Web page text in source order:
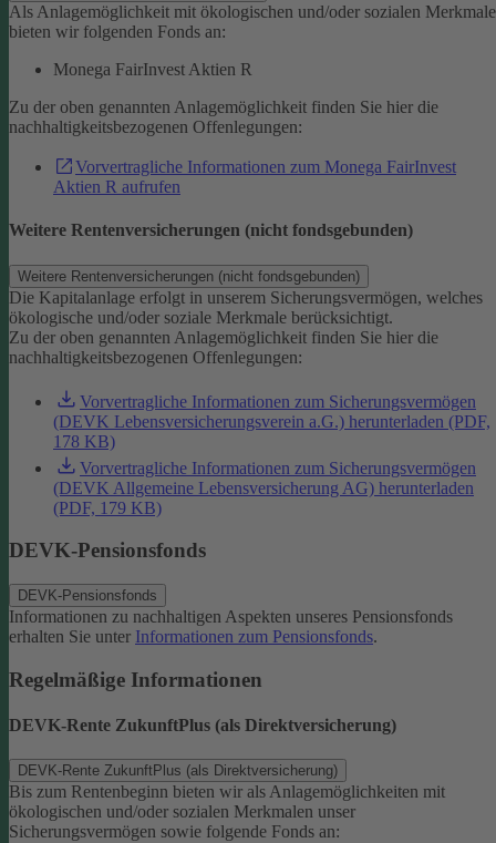
Als Anlagemöglichkeit mit ökologischen und/oder sozialen
bieten wir folgenden Fonds an:
Monega FairInvest Aktien R
Zu der oben genannten Anlagemöglichkeit finden Sie hier die
nachhaltigkeitsbezogenen Offenlegungen:
Vorvertragliche Informationen zum Monega FairInvest
Aktien R aufrufen
Weitere Rentenversicherungen (nicht fondsgebunden)
Weitere Rentenversicherungen (nicht fondsgebunden)
Die Kapitalanlage erfolgt in unserem Sicherungsvermögen, welches
ökologische und/oder soziale Merkmale berücksichtigt.
Zu der oben genannten Anlagemöglichkeit finden Sie hier die
nachhaltigkeitsbezogenen Offenlegungen:
Vorvertragliche Informationen zum Sicherungsvermögen
(DEVK Lebensversicherungsverein a.G.) herunterladen (PDF,
178 KB)
Vorvertragliche Informationen zum Sicherungsvermögen
(DEVK Allgemeine Lebensversicherung AG) herunterladen
(PDF, 179 KB)
DEVK-Pensionsfonds
DEVK-Pensionsfonds
Informationen zu nachhaltigen Aspekten unseres Pensionsfonds
erhalten Sie unter Informationen zum Pensionsfonds.
Regelmäßige Informationen
DEVK-Rente ZukunftPlus (als Direktversicherung)
DEVK-Rente ZukunftPlus (als Direktversicherung)
Bis zum Rentenbeginn bieten wir als Anlagemöglichkeiten mit
ökologischen und/oder sozialen Merkmalen unser
Sicherungsvermögen sowie folgende Fonds an: